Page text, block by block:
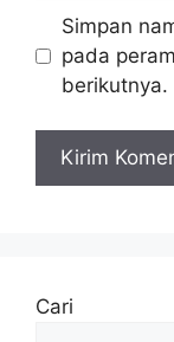
Simpan
pada
berikutnya.
Cari